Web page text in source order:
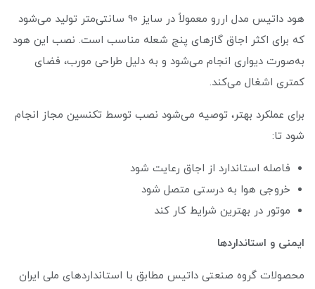
هود داتیس مدل اررو معمولاً در سایز 90 سانتی‌متر تولید می‌شود
که برای اکثر اجاق گازهای پنج شعله مناسب است. نصب این هود
به‌صورت دیواری انجام می‌شود و به دلیل طراحی مورب، فضای
کمتری اشغال می‌کند.
برای عملکرد بهتر، توصیه می‌شود نصب توسط تکنسین مجاز انجام
شود تا:
فاصله استاندارد از اجاق رعایت شود
خروجی هوا به درستی متصل شود
موتور در بهترین شرایط کار کند
ایمنی و استانداردها
محصولات گروه صنعتی داتیس مطابق با استانداردهای ملی ایران